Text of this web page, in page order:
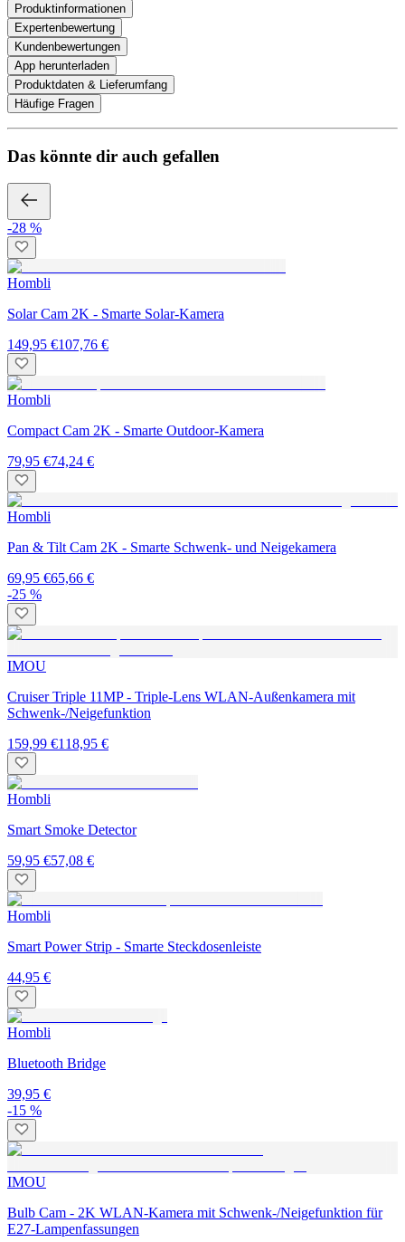
Produktinformationen
Expertenbewertung
Kundenbewertungen
App herunterladen
Produktdaten & Lieferumfang
Häufige Fragen
Das könnte dir auch gefallen
-28 %
Hombli
Solar Cam 2K - Smarte Solar-Kamera
149,95 €107,76 €
Hombli
Compact Cam 2K - Smarte Outdoor-Kamera
79,95 €74,24 €
Hombli
Pan & Tilt Cam 2K - Smarte Schwenk- und Neigekamera
69,95 €65,66 €
-25 %
IMOU
Cruiser Triple 11MP - Triple-Lens WLAN-Außenkamera mit
Schwenk-/Neigefunktion
159,99 €118,95 €
Hombli
Smart Smoke Detector
59,95 €57,08 €
Hombli
Smart Power Strip - Smarte Steckdosenleiste
44,95 €
Hombli
Bluetooth Bridge
39,95 €
-15 %
IMOU
Bulb Cam - 2K WLAN-Kamera mit Schwenk-/Neigefunktion für
E27-Lampenfassungen